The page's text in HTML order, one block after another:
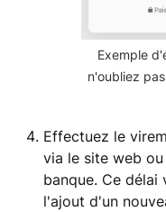
Exemple
n'oubliez
Effectuez le
via le site web
banque. Ce délai
l'ajout d'un